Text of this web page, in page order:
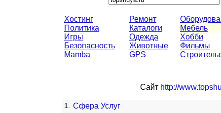
Хостинг
Политика
Игры
Безопасность
Mamba
Ремонт
Каталоги
Одежда
Животные
GPS
Мебель
Хобби
Фильмы
Сайт http://
1. Сфера Услуг